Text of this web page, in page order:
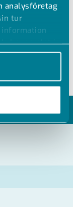
analysföretag
tur
information
har samlat in